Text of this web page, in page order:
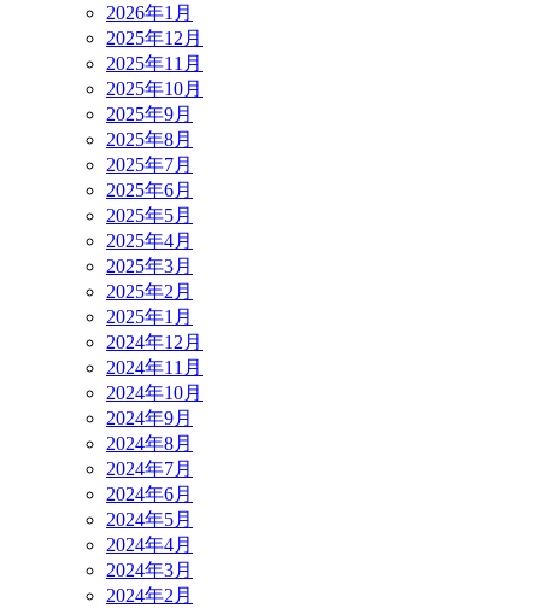
2026年1月
2025年12月
2025年11月
2025年10月
2025年9月
2025年8月
2025年7月
2025年6月
2025年5月
2025年4月
2025年3月
2025年2月
2025年1月
2024年12月
2024年11月
2024年10月
2024年9月
2024年8月
2024年7月
2024年6月
2024年5月
2024年4月
2024年3月
2024年2月